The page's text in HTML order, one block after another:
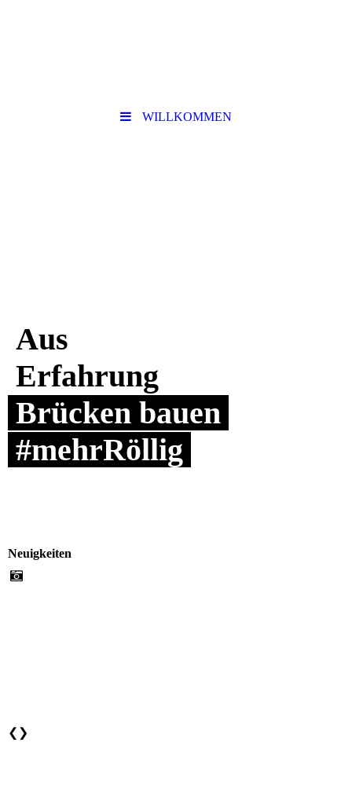
WILLKOMMEN
Aus
Erfahrung
Brücken bauen
#mehrRöllig
Neuigkeiten
❮ ❯